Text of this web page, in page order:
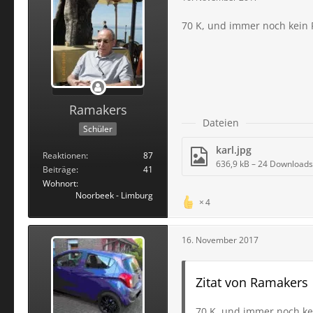
Ramakers
Schüler
Reaktionen
87
Beiträge
41
Wohnort
Noorbeek - Limburg
70 K, und immer noch kein
Dateien
karl.jpg
636,9 kB – 24 Downloads
4
16. November 2017
Zitat von Ramakers